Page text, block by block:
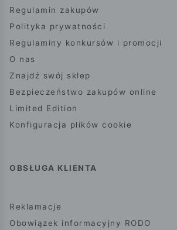
Regulamin zakupów
Polityka prywatności
Regulaminy konkursów i promocji
O nas
Znajdź swój sklep
Bezpieczeństwo zakupów online
Limited Edition
Konfiguracja plików cookie
OBSŁUGA KLIENTA
Reklamacje
Obowiązek informacyjny RODO